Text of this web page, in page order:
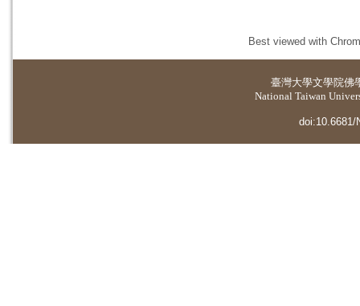
Best viewed with
臺灣大學文學院佛
National Taiwan
doi:10.6681/